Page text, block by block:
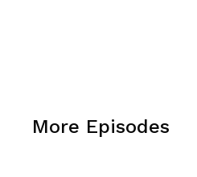
More Episodes